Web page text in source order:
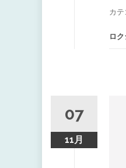
カ
ロ
07
11月